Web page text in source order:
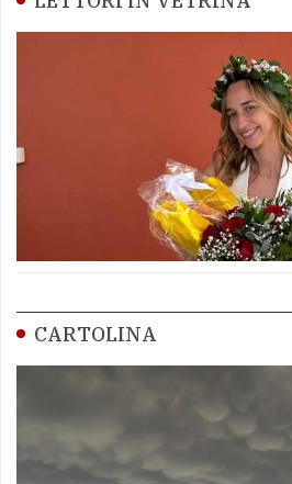
CARTOLINA